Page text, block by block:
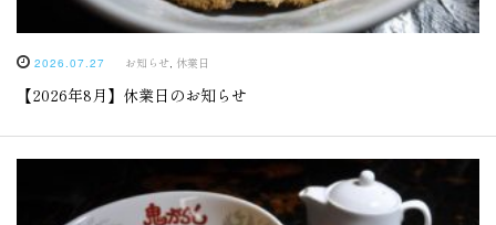
2026.07.27 お知らせ, 休業日
【2026年8月】休業日のお知らせ